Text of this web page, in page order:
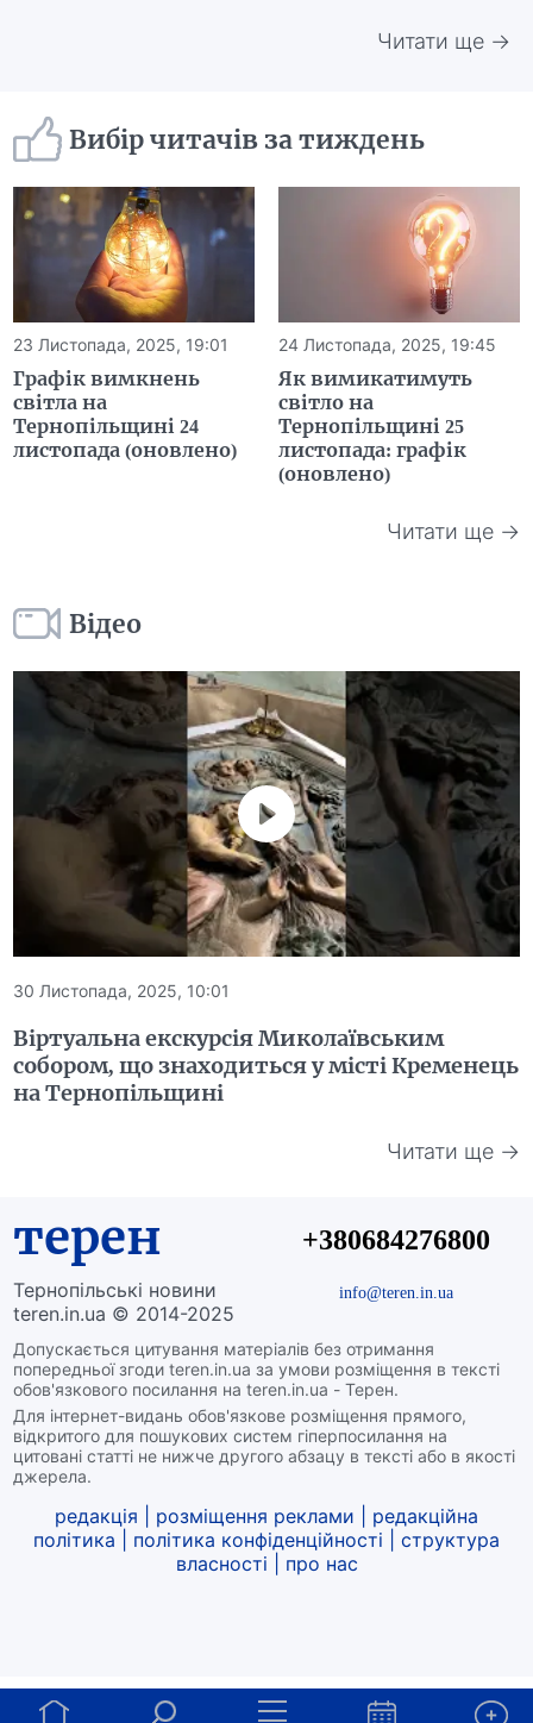
Читати ще →
Вибір читачів за тиждень
23 Листопада, 2025, 19:01
Графік вимкнень
світла на
Тернопільщині 24
листопада (оновлено)
24 Листопада, 2025, 19:45
Як вимикатимуть
світло на
Тернопільщині 25
листопада: графік
(оновлено)
Читати ще →
Відео
30 Листопада, 2025, 10:01
Віртуальна екскурсія Миколаївським
собором, що знаходиться у місті Кременець
на Тернопільщині
Читати ще →
терен
Тернопільські новини
teren.in.ua © 2014-2025
Допускається цитування матеріалів без отримання
попередньої згоди teren.in.ua за умови розміщення в тексті
обов'язкового посилання на teren.in.ua - Терен.
Для інтернет-видань обов'язкове розміщення прямого,
відкритого для пошукових систем гіперпосилання на
цитовані статті не нижче другого абзацу в тексті або в якості
джерела.
+380684276800
info@teren.in.ua
редакція розміщення реклами
редакційна
політика
політика конфіденційності
структура
власності
про нас